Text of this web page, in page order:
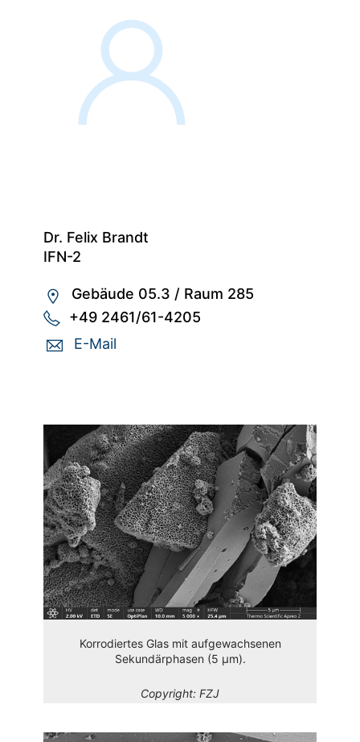
Dr. Felix Brandt
IFN-2
Gebäude 05.3 / Raum 285
+49 2461/61-4205
E-Mail
Korrodiertes Glas mit aufgewachsenen
Sekundärphasen (5 µm).
Copyright: FZJ